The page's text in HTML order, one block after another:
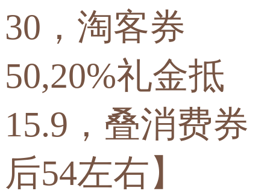
30，淘客券
50,20%礼金抵
15.9，叠消费券
后54左右】